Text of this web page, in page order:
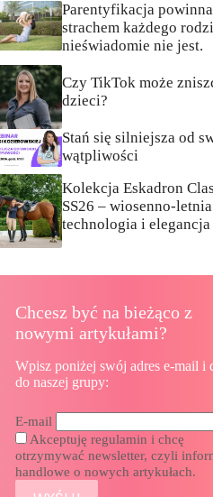
Parentyfikacja
strachem każdego
nieświadomie nie jest.
Czy TikTok może
dzieci?
Stań się silniejsza od
wątpliwości
Kolekcja Eskadron
SS26 – wiosenno-
technologia i elegancja
Chcesz być na bieżąco z
nowymi artykułami?
Wpisz poniżej swój adres e-mail i
do naszej grupy:
E-mail
Akceptuję regulamin i chcę
otrzymywać newsletter, czyli
handlowe o nowych artykułach.